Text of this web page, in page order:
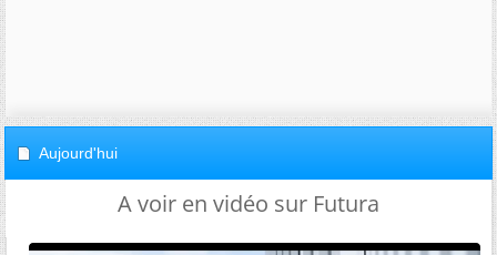
Aujourd'hui
A voir en vidéo sur Futura